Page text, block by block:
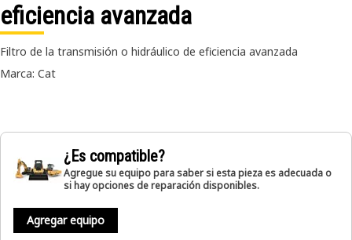
eficiencia avanzada
Filtro de la transmisión o hidráulico de eficiencia avanzada
Marca: Cat
¿Es compatible?
Agregue su equipo para saber si esta pieza es adecuada o
si hay opciones de reparación disponibles.
Agregar equipo